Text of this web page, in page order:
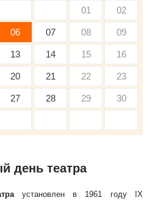
01 02
06 07 08 09
13 14 15 16
20 21 22 23
27 28 29 30
день театра
установлен в 1961 году IX